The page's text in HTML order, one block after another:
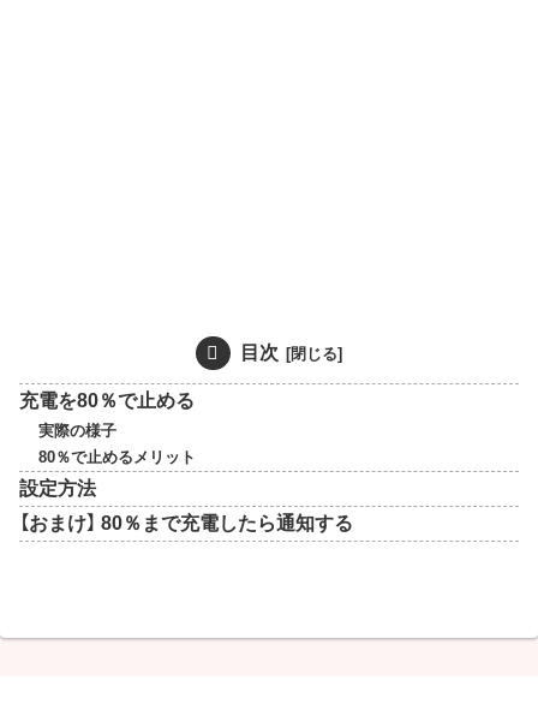
目次
充電を80％で止める
実際の様子
80％で止めるメリット
設定方法
【おまけ】 80％まで充電したら通知する